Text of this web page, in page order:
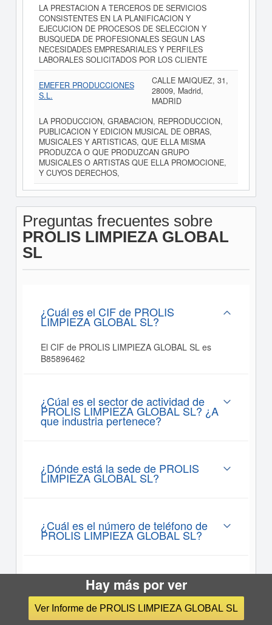
LA PRESTACION A TERCEROS DE SERVICIOS
CONSISTENTES EN LA PLANIFICACION Y
EJECUCION DE PROCESOS DE SELECCION Y
BUSQUEDA DE PROFESIONALES SEGUN LAS
NECESIDADES EMPRESARIALES Y PERFILES
LABORALES SOLICITADOS POR LOS CLIENTE
EMEFER PRODUCCIONES
S.L.
CALLE MAIQUEZ, 31,
28009, Madrid,
MADRID
LA PRODUCCION, GRABACION, REPRODUCCION,
PUBLICACION Y EDICION MUSICAL DE OBRAS,
MUSICALES Y ARTISTICAS, QUE ELLA MISMA
PRODUZCA O QUE PRODUZCAN GRUPO
MUSICALES O ARTISTAS QUE ELLA PROMOCIONE,
Y CUYOS DERECHOS,
Preguntas frecuentes sobre
PROLIS LIMPIEZA GLOBAL
SL
¿Cuál es el CIF de PROLIS
LIMPIEZA GLOBAL SL?
El CIF de PROLIS LIMPIEZA GLOBAL SL es
B85896462
¿Cúal es el sector de actividad de
PROLIS LIMPIEZA GLOBAL SL? ¿A
que industria pertenece?
¿Dónde está la sede de PROLIS
LIMPIEZA GLOBAL SL?
¿Cuál es el número de teléfono de
PROLIS LIMPIEZA GLOBAL SL?
¿Cúantos empleados tiene PROLIS
LIMPIEZA GLOBAL SL?
Hay más por ver
Ver Informe de PROLIS LIMPIEZA GLOBAL SL